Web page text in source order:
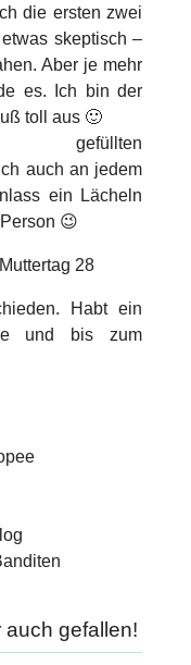
die ersten zwei
skeptisch –
Aber je mehr
es. Ich bin der
toll aus 🙂
auch an jedem
ein Lächeln
😉
Habt ein
und bis zum
gefallen!